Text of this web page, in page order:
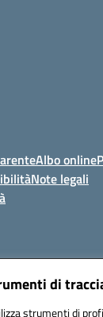
di
strumenti di
Albo online
Note legali
(FG)